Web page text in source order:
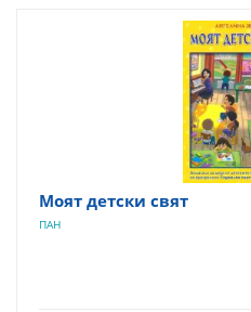
Моят детски свят
ПАН